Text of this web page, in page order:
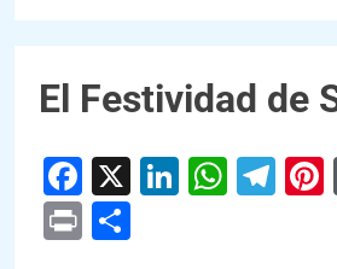
El Festividad de
Facebook
X LinkedIn
Print